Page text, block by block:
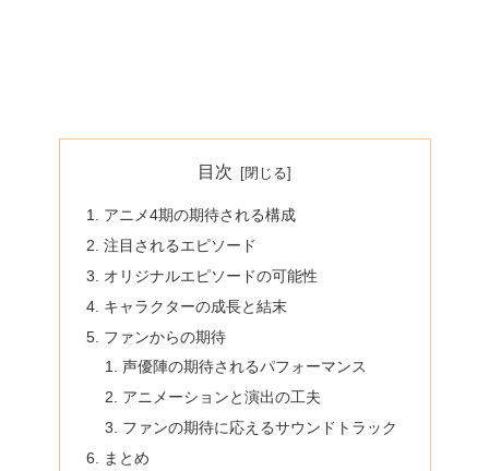
目次
アニメ4期の期待される構成
注目されるエピソード
オリジナルエピソードの可能性
キャラクターの成長と結末
ファンからの期待
声優陣の期待されるパフォーマンス
アニメーションと演出の工夫
ファンの期待に応えるサウンドトラック
まとめ